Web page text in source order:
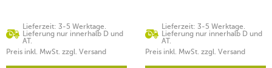
Lieferzeit: 3-5 Werktage.
Lieferung nur innerhalb D und
AT.
Preis inkl. MwSt. zzgl. Versand
Lieferzeit: 3-5 Werktage.
Lieferung nur innerhalb D und
AT.
Preis inkl. MwSt. zzgl. Versand